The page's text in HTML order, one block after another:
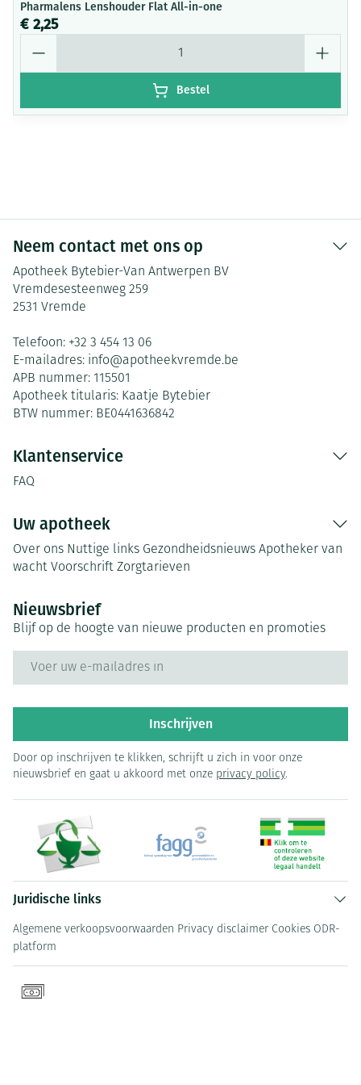
Pharmalens Lenshouder Flat All-in-one
€ 2,25
Bestel
Neem contact met ons op
Apotheek Bytebier-Van Antwerpen BV
Vremdesesteenweg 259
2531 Vremde
Telefoon: +32 3 454 13 06
E-mailadres: info@apotheekvremde.be
APB nummer: 115501
Apotheek titularis: Kaatje Bytebier
BTW nummer: BE0441636842
Klantenservice
FAQ
Uw apotheek
Over ons Nuttige links Gezondheidsnieuws Apotheker van
wacht Voorschrift Zorgtarieven
Nieuwsbrief
Blijf op de hoogte van nieuwe producten en promoties
Inschrijven
Door op inschrijven te klikken, schrijft u zich in voor onze
nieuwsbrief en gaat u akkoord met onze privacy policy.
Juridische links
Algemene verkoopsvoorwaarden Privacy disclaimer Cookies ODR-
platform